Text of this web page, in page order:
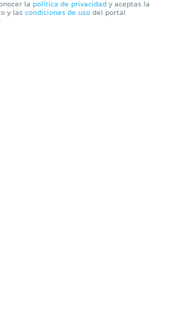
TEJADA (UN VIAJE
la política de privacidad y aceptas la
y las condiciones de uso del portal